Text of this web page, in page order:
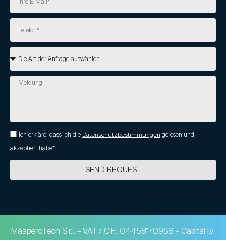
Ich erkläre, dass ich die Datenschutzbestimmungen gelesen und
akzeptiert habe*
SEND REQUEST
MasperoTech S.r.l. – VAT / C.F.: 04458170968 – Capital i.v: